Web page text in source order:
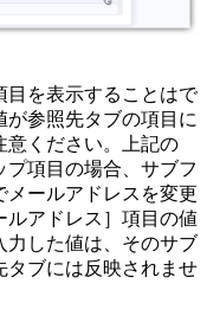
目を表示することはで
が参照先タブの項目に
意ください。上記の
プ項目の場合、サブフ
メールアドレスを変更
ルアドレス］項目の値
力した値は、そのサブ
タブには反映されませ